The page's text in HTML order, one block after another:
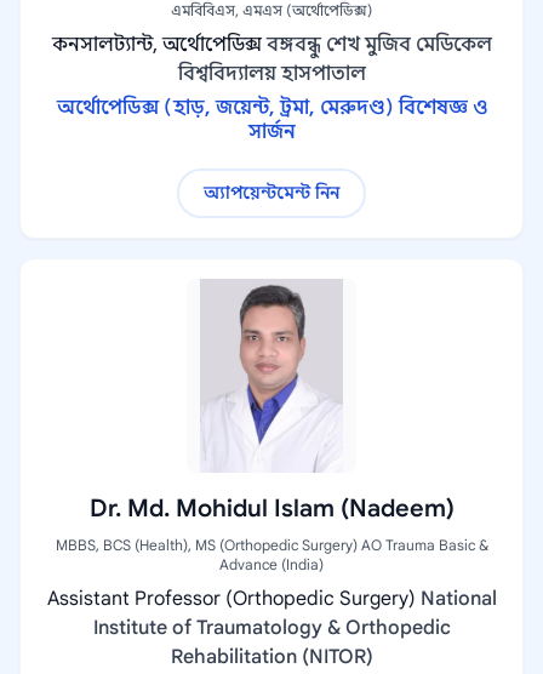
এমবিবিএস, এমএস (অর্থোপেডিক্স)
কনসালট্যান্ট, অর্থোপেডিক্স বঙ্গবন্ধু শেখ মুজিব মেডিকেল
বিশ্ববিদ্যালয় হাসপাতাল
অর্থোপেডিক্স (হাড়, জয়েন্ট, ট্রমা, মেরুদণ্ড) বিশেষজ্ঞ ও
সার্জন
অ্যাপয়েন্টমেন্ট নিন
Dr. Md. Mohidul Islam (Nadeem)
MBBS, BCS (Health), MS (Orthopedic Surgery) AO Trauma Basic &
Advance (India)
Assistant Professor (Orthopedic Surgery) National
Institute of Traumatology & Orthopedic
Rehabilitation (NITOR)